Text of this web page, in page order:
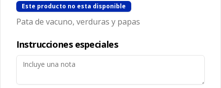
Instagram
Facebook
Mi cuenta
Este producto no esta disponible
Pata de vacuno, verduras y papas
Instrucciones especiales